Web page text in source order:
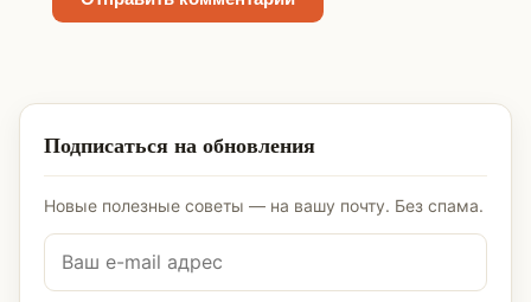
Подписаться на обновления
Новые полезные советы — на вашу почту. Без спама.